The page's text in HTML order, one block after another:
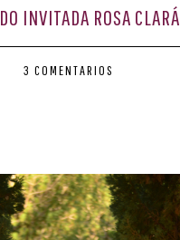
CONTACTO
INVITADA ROSA CLARÁ
3 COMENTARIOS